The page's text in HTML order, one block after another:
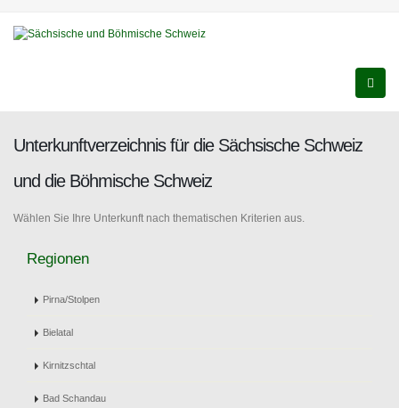
Unterkunftverzeichnis für die Sächsische Schweiz
und die Böhmische Schweiz
Wählen Sie Ihre Unterkunft nach thematischen Kriterien aus.
Regionen
Pirna/Stolpen
Bielatal
Kirnitzschtal
Bad Schandau